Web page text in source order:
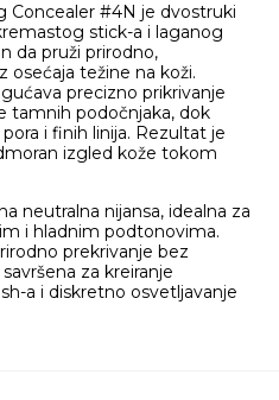
Concealer #4N je dvostruki
stick-a i laganog
da pruži prirodno,
osećaja težine na koži.
precizno prikrivanje
tamnih podočnjaka, dok
i finih linija. Rezultat je
izgled kože tokom
neutralna nijansa, idealna za
i hladnim podtonovima.
prekrivanje bez
za kreiranje
a i diskretno osvetljavanje